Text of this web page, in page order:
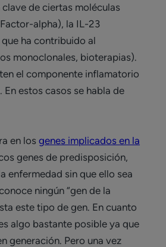
de ciertas moléculas
alpha), la IL-23
ha contribuido al
monoclonales, bioterapias).
el componente inflamatorio
estos casos se habla de
en los genes implicados en la
genes de predisposición,
enfermedad sin que ello sea
ningún “gen de la
este tipo de gen. En cuanto
algo bastante posible ya que
generación. Pero una vez